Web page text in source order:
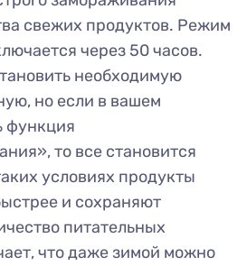
свежих продуктов. Режим
через 50 часов.
необходимую
но если в вашем
функция
то все становится
условиях продукты
и сохраняют
питательных
что даже зимой можно